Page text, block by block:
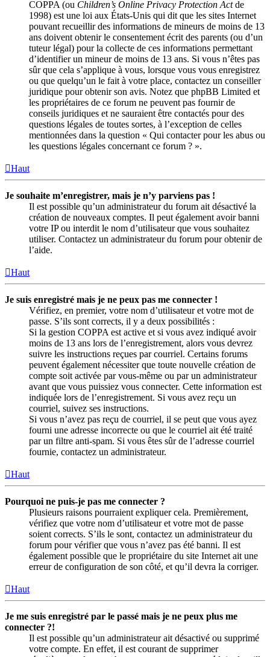
COPPA (ou Children’s Online Privacy Protection Actde
1998) est une loi aux États-Unis qui dit que les sites Internet
pouvant recueillir des informations de mineurs de moins de 13
ans doivent obtenir le consentement écrit des parents (ou d’un
tuteur légal) pour la collecte de ces informations permettant
d’identifier un mineur de moins de 13 ans. Si vous n’êtes pas
sûr que cela s’applique à vous, lorsque vous vous enregistrez
ou que quelqu’un le fait à votre place, contactez un conseiller
juridique pour obtenir son avis. Notez que phpBB Limited et
les propriétaires de ce forum ne peuvent pas fournir de
conseils juridiques et ne sauraient être contactés pour des
questions légales de toutes sortes, à l’exception de celles
mentionnées dans la question « Qui contacter pour les abus ou
les questions légales concernant ce forum ? ».
Haut
Je souhaite m’enregistrer, mais je n’y parviens pas !
Il est possible qu’un administrateur du forum ait désactivé la
création de nouveaux comptes. Il peut également avoir banni
votre IP ou interdit le nom d’utilisateur que vous souhaitez
utiliser. Contactez un administrateur du forum pour obtenir de
l’aide.
Haut
Je suis enregistré mais je ne peux pas me connecter !
Vérifiez, en premier, votre nom d’utilisateur et votre mot de
passe. S’ils sont corrects, il y a deux possibilités :
Si la gestion COPPA est active et si vous avez indiqué avoir
moins de 13 ans lors de l’enregistrement, alors vous devrez
suivre les instructions reçues par courriel. Certains forums
peuvent également nécessiter que toute nouvelle création de
compte soit activée par vous-même ou par un administrateur
avant que vous puissiez vous connecter. Cette information est
indiquée lors de l’enregistrement. Si vous avez reçu un
courriel, suivez ses instructions.
Si vous n’avez pas reçu de courriel, il se peut que vous ayez
fourni une adresse incorrecte ou que le courriel ait été traité
par un filtre anti-spam. Si vous êtes sûr de l’adresse courriel
fournie, contactez un administrateur.
Haut
Pourquoi ne puis-je pas me connecter ?
Plusieurs raisons pourraient expliquer cela. Premièrement,
vérifiez que votre nom d’utilisateur et votre mot de passe
soient corrects. S’ils le sont, contactez un administrateur du
forum pour vérifier que vous n’avez pas été banni. Il est
également possible que le propriétaire du site Internet ait une
erreur de configuration de son côté, et qu’il devra la corriger.
Haut
Je me suis enregistré par le passé mais je ne peux plus me
connecter ?!
Il est possible qu’un administrateur ait désactivé ou supprimé
votre compte. En effet, il est courant de supprimer